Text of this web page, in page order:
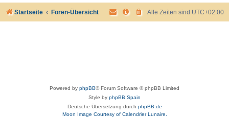
Startseite Foren-Übersicht Alle Zeiten sind UTC+02:00
Powered by phpBB® Forum Software © phpBB Limited
Style by phpBB Spain
Deutsche Übersetzung durch phpBB.de
Moon Image Courtesy of Calendrier Lunaire.